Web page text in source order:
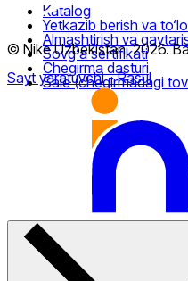
Katalog
Yetkazib berish va
Almashtirish va
Sovg‘a sertifikati
Chegirma dasturi
Sale (chegirmadagi
© Nike Uzbekistan,2026.
Sayt yaratuvchi- Rasul